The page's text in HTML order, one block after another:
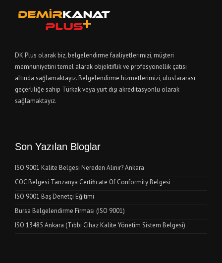
DK Plus olarak biz, belgelendirme faaliyetlerimizi, müşteri
memnuniyetini temel alarak objektiflik ve profesyonellik çatısı
altında sağlamaktayız. Belgelendirme hizmetlerimizi, uluslararası
geçerliliğe sahip Türkak veya yurt dışı akreditasyonlu olarak
sağlamaktayız.
Son Yazılan Bloglar
ISO 9001 Kalite Belgesi Nereden Alınır? Ankara
COC Belgesi Tanzanya Certificate Of Conformity Belgesi
ISO 9001 Baş Denetçi Eğitimi
Bursa Belgelendirme Firması (ISO 9001)
ISO 13485 Ankara (Tıbbi Cihaz Kalite Yönetim Sistem Belgesi)